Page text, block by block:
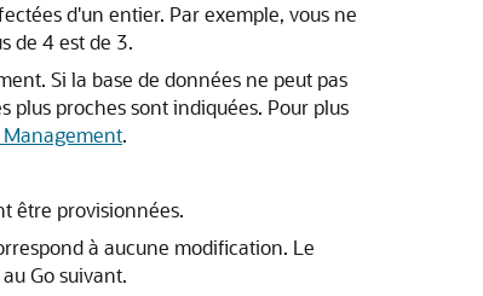
d'un entier. Par exemple, vous ne
de 4 est de 3.
Si la base de données ne peut pas
plus proches sont indiquées. Pour plus
Management.
être provisionnées.
à aucune modification. Le
Go suivant.